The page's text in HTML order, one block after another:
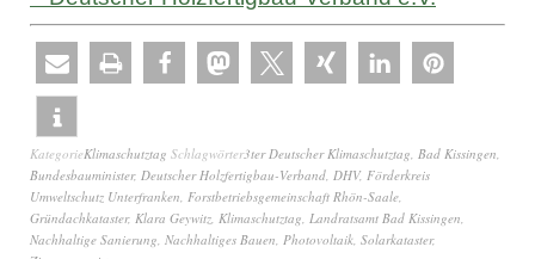
KategorieKlimaschutztag Schlagwörter3ter Deutscher Klimaschutztag, Bad Kissingen,
Bundesbauminister, Deutscher Holzfertigbau-Verband, DHV, Förderkreis
Umweltschutz Unterfranken, Forstbetriebsgemeinschaft Rhön-Saale,
Gründachkataster, Klara Geywitz, Klimaschutztag, Landratsamt Bad Kissingen,
Nachhaltige Sanierung, Nachhaltiges Bauen, Photovoltaik, Solarkataster,